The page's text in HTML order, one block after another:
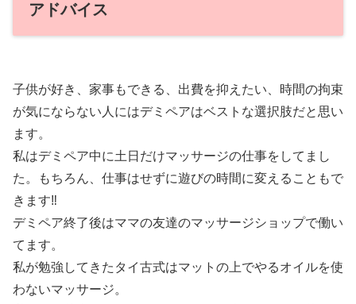
アドバイス
子供が好き、家事もできる、出費を抑えたい、時間の拘束
が気にならない人にはデミペアはベストな選択肢だと思い
ます。
私はデミペア中に土日だけマッサージの仕事をしてまし
た。もちろん、仕事はせずに遊びの時間に変えることもで
きます‼
デミペア終了後はママの友達のマッサージショップで働い
てます。
私が勉強してきたタイ古式はマットの上でやるオイルを使
わないマッサージ。